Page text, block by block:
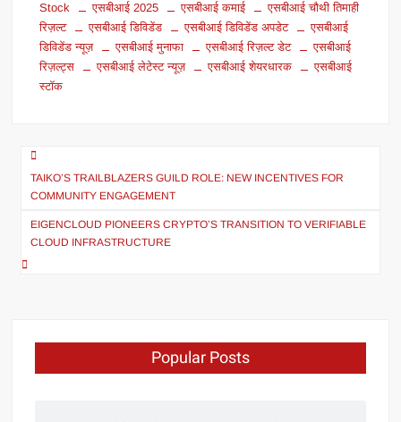
Stock
एसबीआई 2025 एसबीआई कमाई
एसबीआई चौथी तिमाही
रिज़ल्ट
एसबीआई डिविडेंड एसबीआई डिविडेंड अपडेट
एसबीआई
डिविडेंड न्यूज़
एसबीआई मुनाफा एसबीआई रिज़ल्ट डेट
एसबीआई
रिज़ल्ट्स
एसबीआई लेटेस्ट न्यूज़ एसबीआई शेयरधारक
एसबीआई
स्टॉक
TAIKO’S TRAILBLAZERS GUILD ROLE: NEW INCENTIVES FOR
COMMUNITY ENGAGEMENT
EIGENCLOUD PIONEERS CRYPTO’S TRANSITION TO VERIFIABLE
CLOUD INFRASTRUCTURE
Popular Posts